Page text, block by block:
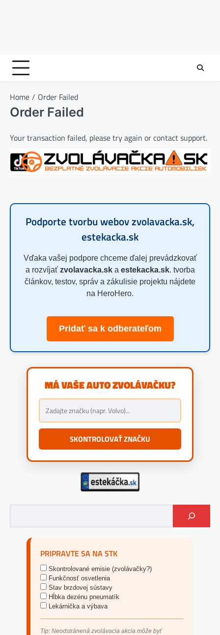
Home Order Failed
Order Failed
Your transaction failed, please try again or contact support.
Podporte tvorbu webov zvolavacka.sk,
estekacka.sk
Vďaka vašej podpore chceme ďalej prevádzkovať
a rozvíjať zvolavacka.ska estekacka.sk. tvorba
článkov, testov, správ a zákulisie projektu nájdete
na HeroHero.
Pridať sa k odberateľom
MÁ VAŠE AUTO ZVOLÁVAČKU?
SKONTROLOVAŤ ZNAČKU
PRIPRAVTE SA NA STK
Skontrolované emisie (zvolávačky?)
Funkčnosť osvetlenia
Stav brzdovej sústavy
Hĺbka dezénu pneumatík
Lekárnička a výbava
Tip: Neodstránená zvolávacia akcia môže byť